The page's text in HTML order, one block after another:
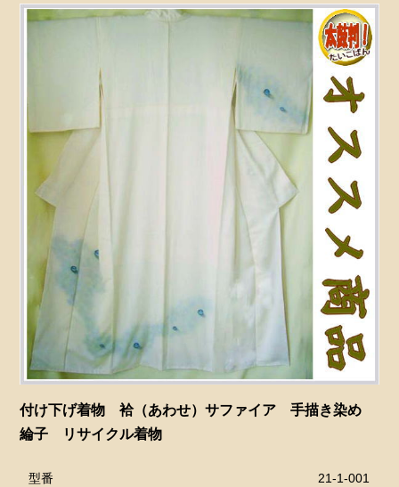
付け下げ着物 袷（あわせ）サファイア 手描き染め
綸子 リサイクル着物
型番 21-1-001